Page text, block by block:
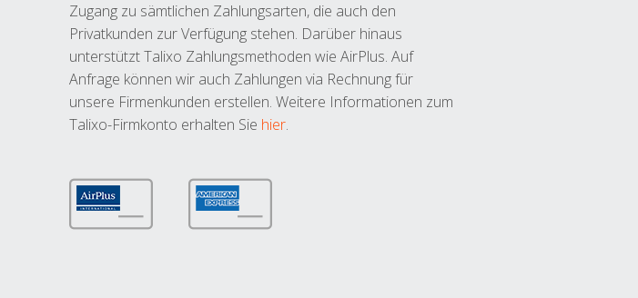
Zugang zu sämtlichen Zahlungsarten, die auch den
Privatkunden zur Verfügung stehen. Darüber hinaus
unterstützt Talixo Zahlungsmethoden wie AirPlus. Auf
Anfrage können wir auch Zahlungen via Rechnung für
unsere Firmenkunden erstellen. Weitere Informationen zum
Talixo-Firmkonto erhalten Sie hier.